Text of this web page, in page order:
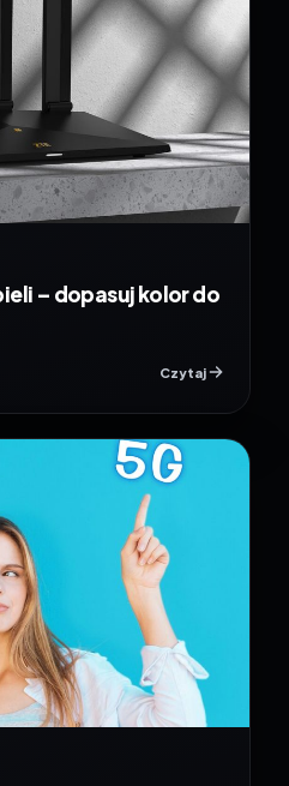
– dopasuj kolor do
Czytaj